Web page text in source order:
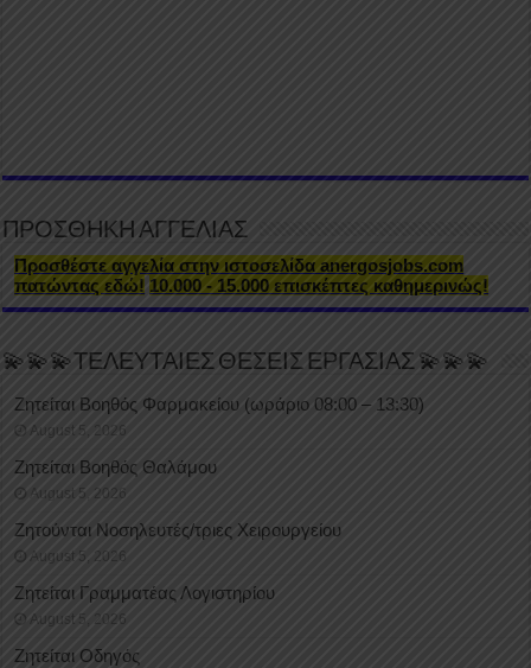
ΠΡΟΣΘΗΚΗ ΑΓΓΕΛΙΑΣ
Προσθέστε αγγελία στην ιστοσελίδα anergosjobs.com
πατώντας εδώ! 10.000 - 15.000 επισκέπτες καθημερινώς!
💫💫💫ΤΕΛΕΥΤΑΙΕΣ ΘΕΣΕΙΣ ΕΡΓΑΣΙΑΣ 💫💫💫
Ζητείται Βοηθός Φαρμακείου (ωράριο 08:00 – 13:30)
August 5, 2026
Ζητείται Βοηθός Θαλάμου
August 5, 2026
Ζητούνται Νοσηλευτές/τριες Χειρουργείου
August 5, 2026
Ζητείται Γραμματέας Λογιστηρίου
August 5, 2026
Ζητείται Οδηγός